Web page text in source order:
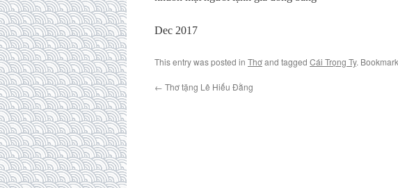
Dec 2017
This entry was posted in Thơand tagged Cái Trọng Ty.
← Thơ tặng Lê Hiếu Đằng